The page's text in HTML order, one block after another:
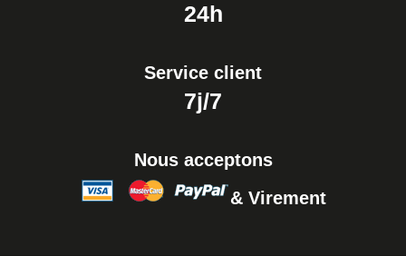
24h
Service client
7j/7
Nous acceptons
& Virement